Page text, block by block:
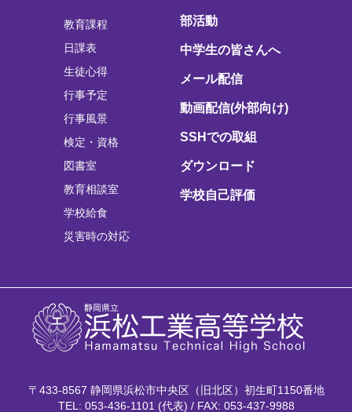
教育課程
日課表
生徒心得
行事予定
行事風景
検定・資格
図書室
教育相談室
学校給食
災害時の対応
部活動
中学生の皆さんへ
メール配信
動画配信(外部向け)
SSHでの取組
ダウンロード
学校自己評価
〒433-8567 静岡県浜松市中央区（旧北区）初生町1150番地
TEL: 053-436-1101 (代表) / FAX: 053-437-9988